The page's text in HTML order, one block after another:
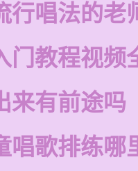
行唱法的老
门教程视频
来有前途吗
唱歌排练哪